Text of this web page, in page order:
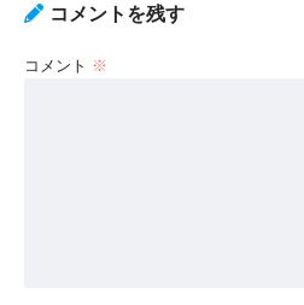
コメントを残す
コメント ※